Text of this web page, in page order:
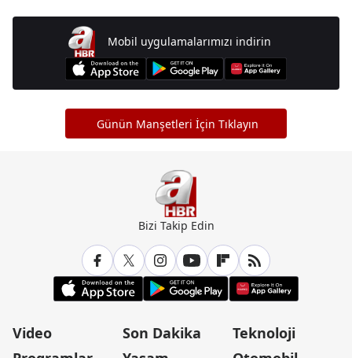
Mobil uygulamalarımızı indirin
Günün Manşetleri İçin Tıklayın
Bizi Takip Edin
Video
Son Dakika
Teknoloji